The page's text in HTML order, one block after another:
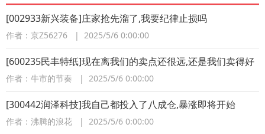
[002933新兴装备]庄家抢先溜了,我要纪律止损吗
作者：京Z56276 | 2025/5/6 0:00:00
[600235民丰特纸]现在离我们的卖点还很远,还是我们卖得好
作者：牛市的节奏 | 2025/5/6 0:00:00
[300442润泽科技]我自己都投入了八成仓,暴涨即将开始
作者：沸腾的浪花 | 2025/5/6 0:00:00